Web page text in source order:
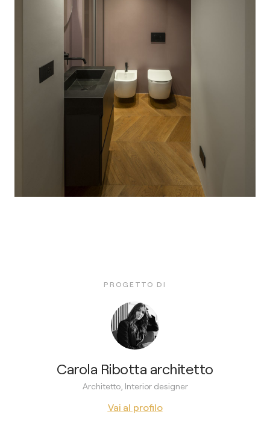
PROGETTO DI
Carola Ribotta architetto
Architetto, Interior designer
Vai al profilo